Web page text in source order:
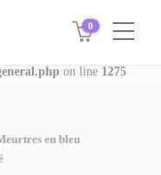
in
on line 1275
0
en bleu